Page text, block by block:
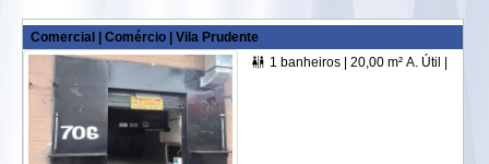
Comercial | Comércio | Vila Prudente
 1 banheiros | 20,00 m² A. Útil |